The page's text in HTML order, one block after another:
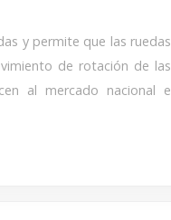
y permite que las ruedas
de rotación de las
al mercado nacional e